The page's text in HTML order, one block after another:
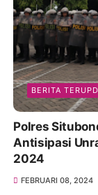
BERITA
Polres
Antisipasi
2024
FEBRUARI 08, 2024